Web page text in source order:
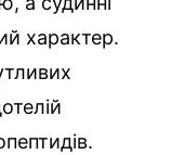
характер.